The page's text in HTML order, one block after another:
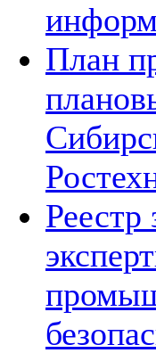
План
Реестр